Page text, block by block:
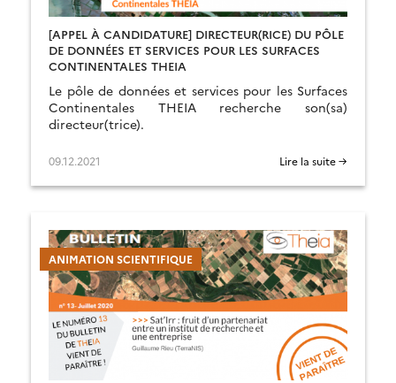
[APPEL À CANDIDATURE] DIRECTEUR(RICE) DU PÔLE
DE DONNÉES ET SERVICES POUR LES SURFACES
CONTINENTALES THEIA
Le pôle de données et services pour les Surfaces
Continentales THEIA recherche son(sa)
directeur(trice).
09.12.2021 Lire la suite →
ANIMATION SCIENTIFIQUE